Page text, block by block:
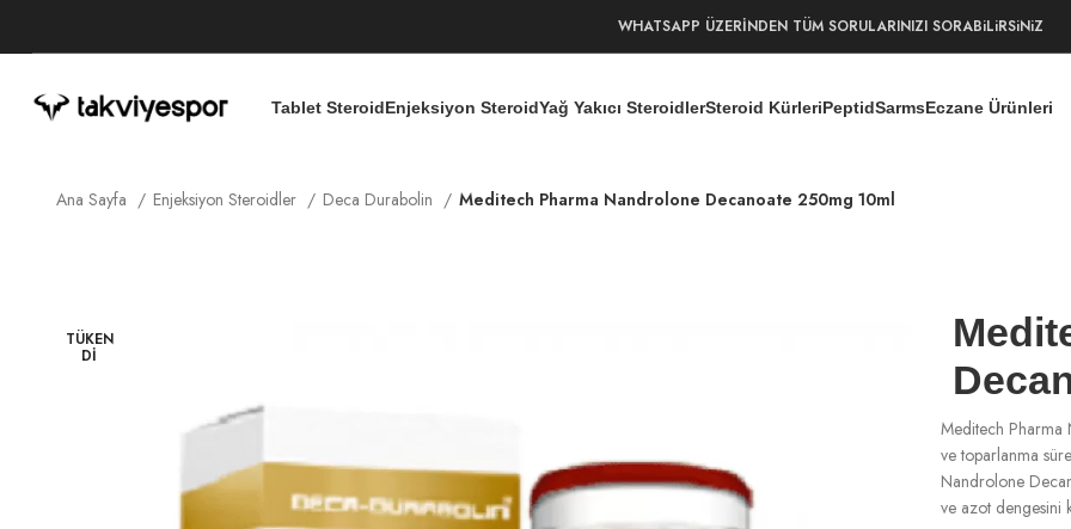
WHATSAPP ÜZERİNDEN TÜM SORULARINIZI SORABiLiRSiNiZ
Tablet SteroidEnjeksiyon SteroidYağ Yakıcı SteroidlerSteroid KürleriPeptidSarmsEczane Ürünleri
Ana Sayfa Enjeksiyon Steroidler Deca Durabolin Meditech Pharma Nandrolone Decanoate 250mg 10ml
TÜKEN
DI
Meditech Pharma
ve toparlanma
Nandrolone
ve azot dengesini